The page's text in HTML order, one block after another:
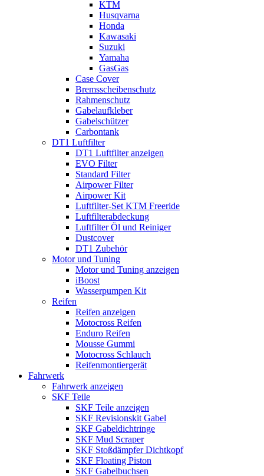
KTM
Husqvarna
Honda
Kawasaki
Suzuki
Yamaha
GasGas
Case Cover
Bremsscheibenschutz
Rahmenschutz
Gabelaufkleber
Gabelschützer
Carbontank
DT1 Luftfilter
DT1 Luftfilter anzeigen
EVO Filter
Standard Filter
Airpower Filter
Airpower Kit
Luftfilter-Set KTM Freeride
Luftfilterabdeckung
Luftfilter Öl und Reiniger
Dustcover
DT1 Zubehör
Motor und Tuning
Motor und Tuning anzeigen
iBoost
Wasserpumpen Kit
Reifen
Reifen anzeigen
Motocross Reifen
Enduro Reifen
Mousse Gummi
Motocross Schlauch
Reifenmontiergerät
Fahrwerk
Fahrwerk anzeigen
SKF Teile
SKF Teile anzeigen
SKF Revisionskit Gabel
SKF Gabeldichtringe
SKF Mud Scraper
SKF Stoßdämpfer Dichtkopf
SKF Floating Piston
SKF Gabelbuchsen